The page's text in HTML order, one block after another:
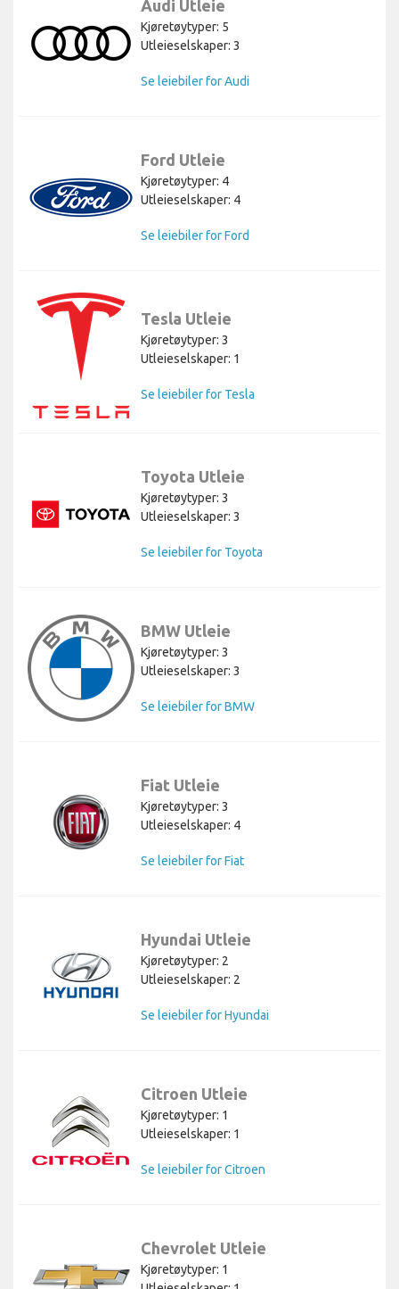
Audi Utleie
Kjøretøytyper: 5
Utleieselskaper: 3
Se leiebiler for Audi
Ford Utleie
Kjøretøytyper: 4
Utleieselskaper: 4
Se leiebiler for Ford
Tesla Utleie
Kjøretøytyper: 3
Utleieselskaper: 1
Se leiebiler for Tesla
Toyota Utleie
Kjøretøytyper: 3
Utleieselskaper: 3
Se leiebiler for Toyota
BMW Utleie
Kjøretøytyper: 3
Utleieselskaper: 3
Se leiebiler for BMW
Fiat Utleie
Kjøretøytyper: 3
Utleieselskaper: 4
Se leiebiler for Fiat
Hyundai Utleie
Kjøretøytyper: 2
Utleieselskaper: 2
Se leiebiler for Hyundai
Citroen Utleie
Kjøretøytyper: 1
Utleieselskaper: 1
Se leiebiler for Citroen
Chevrolet Utleie
Kjøretøytyper: 1